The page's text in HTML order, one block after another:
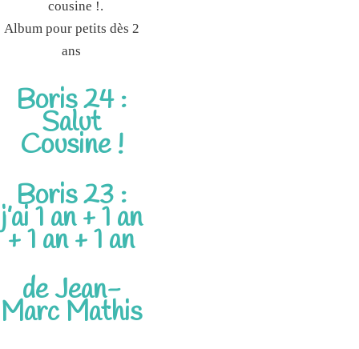
Album pour petits dès 2
ans
Boris 24 :
Salut
Cousine !
Boris 23 :
j’ai 1 an + 1 an
+ 1 an + 1 an
de Jean-
Marc Mathis